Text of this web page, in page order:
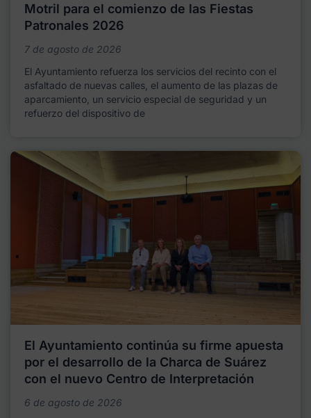
Motril para el comienzo de las Fiestas
Patronales 2026
7 de agosto de 2026
El Ayuntamiento refuerza los servicios del recinto con el
asfaltado de nuevas calles, el aumento de las plazas de
aparcamiento, un servicio especial de seguridad y un
refuerzo del dispositivo de
El Ayuntamiento continúa su firme apuesta
por el desarrollo de la Charca de Suárez
con el nuevo Centro de Interpretación
6 de agosto de 2026